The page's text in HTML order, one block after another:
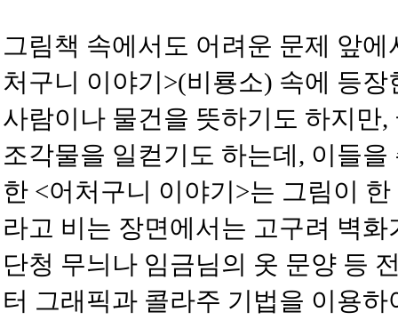
그림책 속에서도 어려운 문제 앞
처구니 이야기>(비룡소) 속에 등
사람이나 물건을 뜻하기도 하지만
조각물을 일컫기도 하는데, 이들
한 <어처구니 이야기>는 그림이
라고 비는 장면에서는 고구려 벽
단청 무늬나 임금님의 옷 문양 등
터 그래픽과 콜라주 기법을 이용